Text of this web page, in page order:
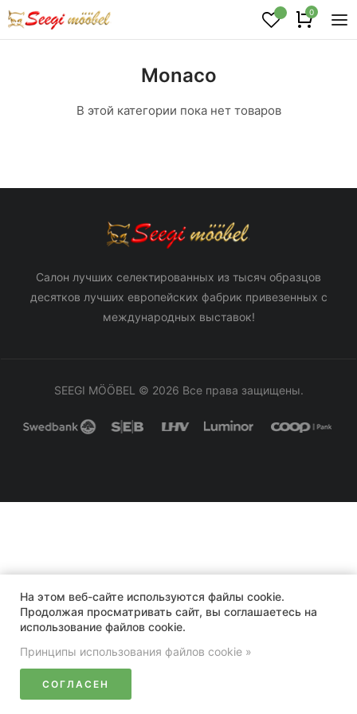
0
Monaco
В этой категории пока нет товаров
Салон лучших селектированных из тысяч образцов
десятков лучших европейских фабрик привезенных с
международных выставок!
SEEGI MÖÖBEL © 2026 Все права защищены.
На этом веб-сайте используются файлы cookie.
Продолжая просматривать сайт, вы соглашаетесь на
использование файлов cookie.
Принципы использования файлов cookie »
СОГЛАСЕН